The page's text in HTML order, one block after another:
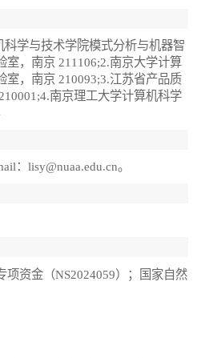
学与技术学院模式分析与机器智
室，南京 211106;2.南京大学计算
室，南京 210093;3.江苏省产品质
南京理工大学计算机科学
：lisy@nuaa.edu.cn。
项资金（NS2024059）；国家自然